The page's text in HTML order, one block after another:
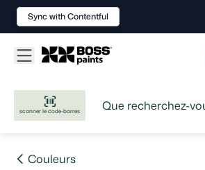
scanner le code-barres
Couleurs
Sync with Contentful